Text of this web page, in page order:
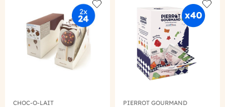
Add to wishlist
CHOC-O-LAIT
Add
PIERROT GOURMAND